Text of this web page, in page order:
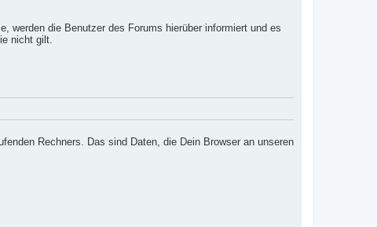
werden die Benutzer des Forums hierüber informiert und es
nicht gilt.
Rechners. Das sind Daten, die Dein Browser an unseren